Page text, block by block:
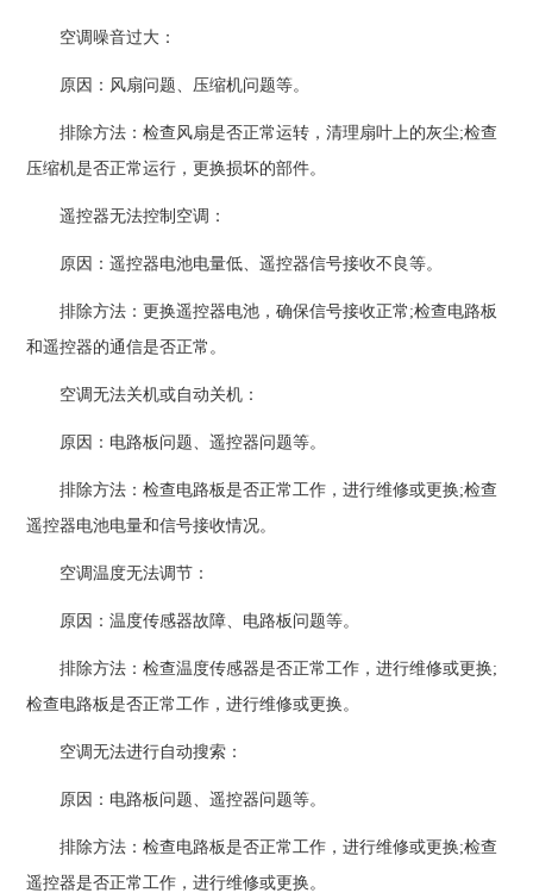
空调噪音过大：
原因：风扇问题、压缩机问题等。
排除方法：检查风扇是否正常运转，清理扇叶上的灰尘;检查
压缩机是否正常运行，更换损坏的部件。
遥控器无法控制空调：
原因：遥控器电池电量低、遥控器信号接收不良等。
排除方法：更换遥控器电池，确保信号接收正常;检查电路板
和遥控器的通信是否正常。
空调无法关机或自动关机：
原因：电路板问题、遥控器问题等。
排除方法：检查电路板是否正常工作，进行维修或更换;检查
遥控器电池电量和信号接收情况。
空调温度无法调节：
原因：温度传感器故障、电路板问题等。
排除方法：检查温度传感器是否正常工作，进行维修或更换;
检查电路板是否正常工作，进行维修或更换。
空调无法进行自动搜索：
原因：电路板问题、遥控器问题等。
排除方法：检查电路板是否正常工作，进行维修或更换;检查
遥控器是否正常工作，进行维修或更换。